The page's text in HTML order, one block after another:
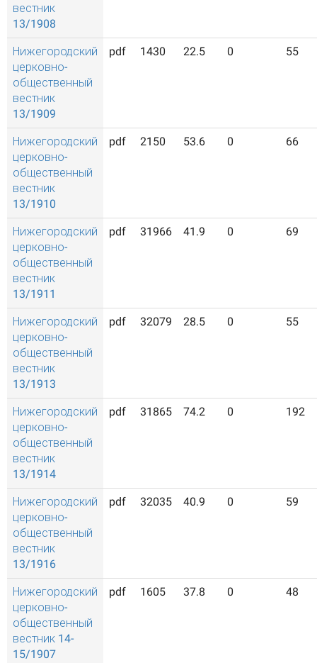
вестник
13/1908
Нижегородский
церковно-
общественный
вестник
13/1909
pdf 1430 22.5 0 55
Нижегородский
церковно-
общественный
вестник
13/1910
pdf 2150 53.6 0 66
Нижегородский
церковно-
общественный
вестник
13/1911
pdf 31966 41.9 0 69
Нижегородский
церковно-
общественный
вестник
13/1913
pdf 32079 28.5 0 55
Нижегородский
церковно-
общественный
вестник
13/1914
pdf 31865 74.2 0 192
Нижегородский
церковно-
общественный
вестник
13/1916
pdf 32035 40.9 0 59
Нижегородский
церковно-
общественный
вестник 14-
15/1907
pdf 1605 37.8 0 48